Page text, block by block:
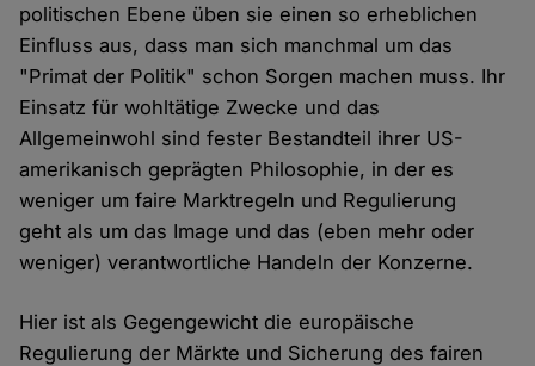
politischen Ebene üben sie einen so erheblichen
Einfluss aus, dass man sich manchmal um das
"Primat der Politik" schon Sorgen machen muss. Ihr
Einsatz für wohltätige Zwecke und das
Allgemeinwohl sind fester Bestandteil ihrer US-
amerikanisch geprägten Philosophie, in der es
weniger um faire Marktregeln und Regulierung
geht als um das Image und das (eben mehr oder
weniger) verantwortliche Handeln der Konzerne.
Hier ist als Gegengewicht die europäische
Regulierung der Märkte und Sicherung des fairen